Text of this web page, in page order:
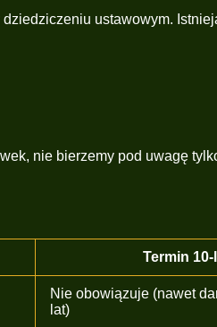
ustawowym.
nie bierzemy pod uwagę
Termin
Nie obowiązuje (nawet
lat)